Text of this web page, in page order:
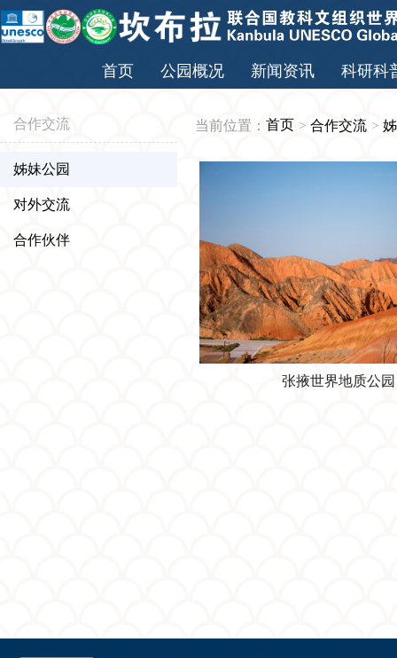
首页 公园概况 新闻资讯 科研科
合作交流
姊妹公园
对外交流
合作伙伴
当前位置： 首页 > 合作交流 >
张掖世界地质公园